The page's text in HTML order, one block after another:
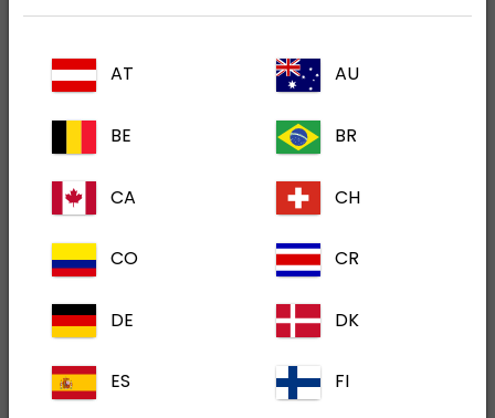
davati savjete vlasnicima kućnih ljubimaca -
veterinara.
Zanimanje
AT AU
BE BR
CA CH
CO CR
DE DK
ES FI